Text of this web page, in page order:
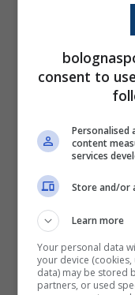
semplice si
giocarsela
LEGGI ANCHE:
consent to
Personalised
content
services
Store and/or
Learn more
Your personal data
your device
data) may be stored
partners, or used